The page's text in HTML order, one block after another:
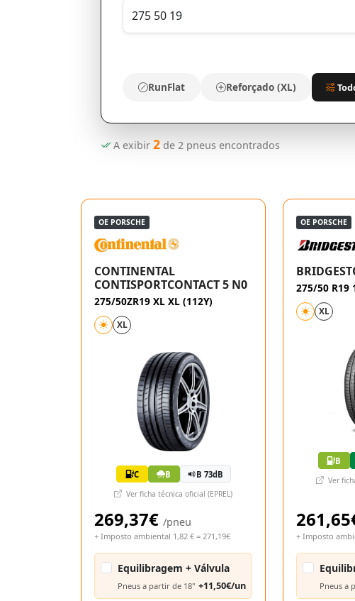
RunFlat Reforçado (XL)
A exibir 2de 2pneus encontrados
OE PORSCHE
CONTINENTAL
CONTISPORTCONTACT 5 N0
275/50ZR19 XL XL (112Y)
XL
C B B 73dB
Ver ficha técnica oficial (EPREL)
269,37€ /pneu
+ Imposto ambiental 1,82 € = 271,19€
Equilibragem + Válvula
Pneus a partir de 18" +11,50€/un
OE PORSCHE
275/50 R19
XL
B
Ver
+ Imposto
Pneus a